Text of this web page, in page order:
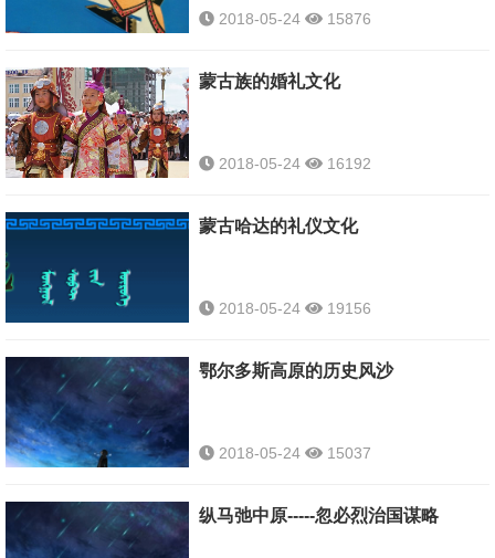
2018-05-24 15876
蒙古族的婚礼文化
2018-05-24 16192
蒙古哈达的礼仪文化
2018-05-24 19156
鄂尔多斯高原的历史风沙
2018-05-24 15037
纵马弛中原-----忽必烈治国谋略